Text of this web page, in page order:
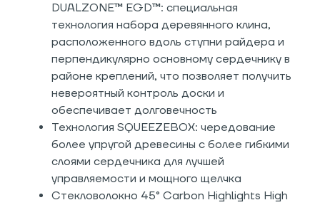
DUALZONE™ EGD™: специальная
технология набора деревянного клина,
расположенного вдоль ступни райдера и
перпендикулярно основному сердечнику в
районе креплений, что позволяет получить
невероятный контроль доски и
обеспечивает долговечность
Технология SQUEEZEBOX: чередование
более упругой древесины с более гибкими
слоями сердечника для лучшей
управляемости и мощного щелчка
Стекловолокно 45° Carbon Highlights High